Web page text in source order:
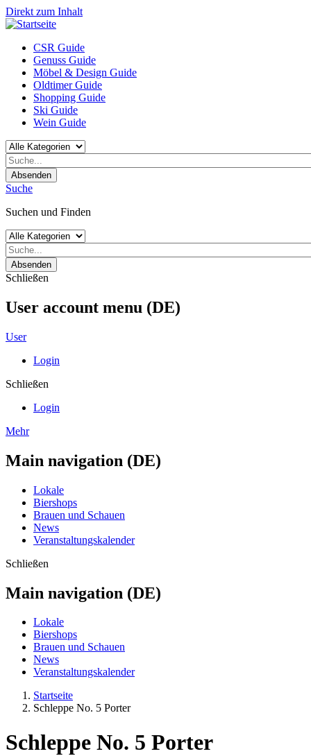
Direkt zum Inhalt
CSR Guide
Genuss Guide
Möbel & Design Guide
Oldtimer Guide
Shopping Guide
Ski Guide
Wein Guide
Absenden
Suche
Suchen und Finden
Absenden
Schließen
User account menu (DE)
User
Login
Schließen
Login
Mehr
Main navigation (DE)
Lokale
Biershops
Brauen und Schauen
News
Veranstaltungskalender
Schließen
Main navigation (DE)
Lokale
Biershops
Brauen und Schauen
News
Veranstaltungskalender
Startseite
Schleppe No. 5 Porter
Schleppe No. 5 Porter